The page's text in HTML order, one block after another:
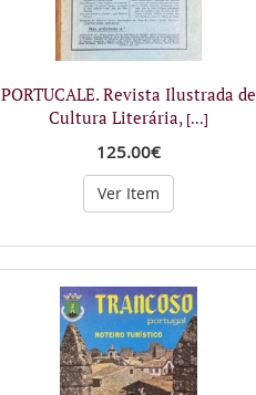
PORTUCALE. Revista Ilustrada de
Cultura Literária, [...]
125.00€
Ver Item